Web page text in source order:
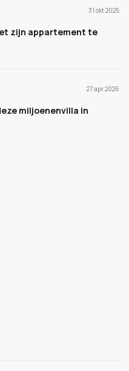
31 okt 2025
zijn appartement te
27 apr 2026
miljoenenvilla in